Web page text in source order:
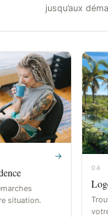
jusqu’aux
→
situation.
04